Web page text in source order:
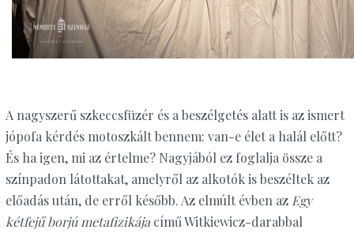
A nagyszerű szkeccsfüzér és a beszélgetés alatt is az ismert
jópofa kérdés motoszkált bennem: van-e élet a halál előtt?
És ha igen, mi az értelme? Nagyjából ez foglalja össze a
színpadon látottakat, amelyről az alkotók is beszéltek az
előadás után, de erről később. Az elmúlt évben az Egy
kétfejű borjú metafizikájacímű Witkiewicz-darabbal